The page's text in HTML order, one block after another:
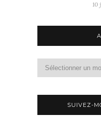
10
SUIVEZ-